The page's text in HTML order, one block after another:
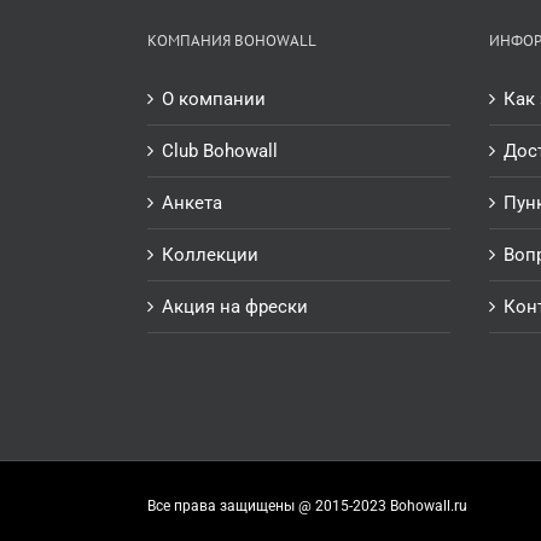
КОМПАНИЯ BOHOWALL
О компании
Club Bohowall
Анкета
Коллекции
Акция на фрески
Как
Все права защищены @ 2015-2023 Bohowall.ru